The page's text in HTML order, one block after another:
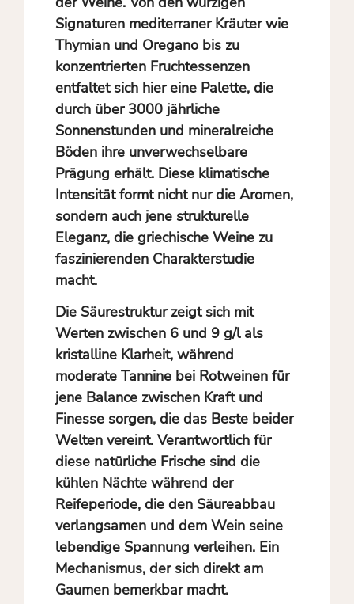
Signaturen mediterraner Kräuter wie
Thymian und Oregano bis zu
konzentrierten Fruchtessenzen
entfaltet sich hier eine Palette, die
durch über 3000 jährliche
Sonnenstunden und mineralreiche
Böden ihre unverwechselbare
Prägung erhält. Diese klimatische
Intensität formt nicht nur die Aromen,
sondern auch jene strukturelle
Eleganz, die griechische Weine zu
faszinierenden Charakterstudie
macht.
Die Säurestruktur zeigt sich mit
Werten zwischen 6 und 9 g/l als
kristalline Klarheit, während
moderate Tannine bei Rotweinen für
jene Balance zwischen Kraft und
Finesse sorgen, die das Beste beider
Welten vereint. Verantwortlich für
diese natürliche Frische sind die
kühlen Nächte während der
Reifeperiode, die den Säureabbau
verlangsamen und dem Wein seine
lebendige Spannung verleihen. Ein
Mechanismus, der sich direkt am
Gaumen bemerkbar macht.